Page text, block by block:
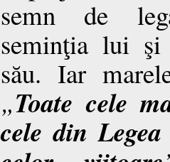
semn de
seminţia lui şi
său. Iar
„Toate cele
cele din